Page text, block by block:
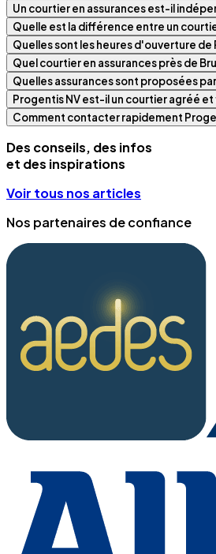
Un courtier en assurances est-il
Quelle est la différence entre un
Quelles sont les heures d'ouverture de
Quel courtier en assurances près de
Quelles assurances sont proposées
Progentis NV est-il un courtier agréé et
Comment contacter rapidement
Des conseils, des infos
et des inspirations
Voir tous nos articles
Nos partenaires de confiance